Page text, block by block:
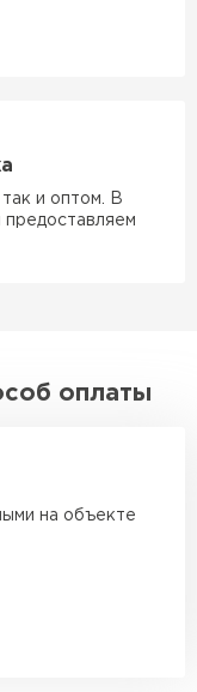
и оптом. В
предоставляем
оплаты
на объекте